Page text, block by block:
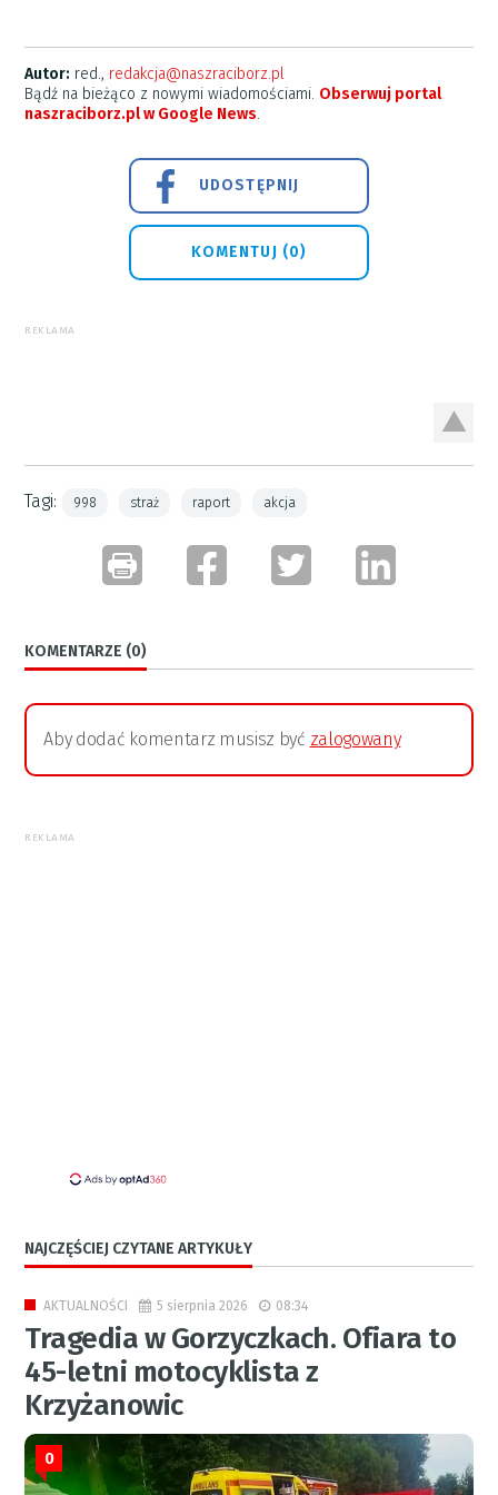
Autor: red., redakcja@naszraciborz.pl
Bądź na bieżąco z nowymi wiadomościami. Obserwuj portal
naszraciborz.pl w Google News.
UDOSTĘPNIJ
KOMENTUJ (0)
REKLAMA
Tagi: 998 straż raport akcja
KOMENTARZE (0)
Aby dodać komentarz musisz być zalogowany
REKLAMA
NAJCZĘŚCIEJ CZYTANE ARTYKUŁY
AKTUALNOŚCI 5 sierpnia 2026 08:34
Tragedia w Gorzyczkach. Ofiara to
45-letni motocyklista z
Krzyżanowic
0